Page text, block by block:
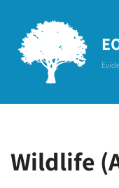
Aller
au
contenu
Wildlife